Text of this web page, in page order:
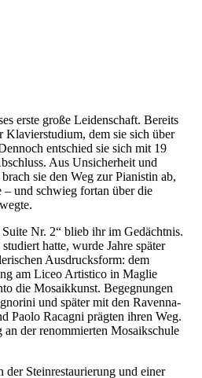
erste große Leidenschaft. Bereits
Klavierstudium, dem sie sich über
entschied sie sich mit 19
Aus Unsicherheit und
sie den Weg zur Pianistin ab,
– und schwieg fortan über die
Nr. 2“ blieb ihr im Gedächtnis.
hatte, wurde Jahre später
Ausdrucksform: dem
am Liceo Artistico in Maglie
die Mosaikkunst. Begegnungen
und später mit den Ravenna-
Paolo Racagni prägten ihren Weg.
der renommierten Mosaikschule
Steinrestaurierung und einer